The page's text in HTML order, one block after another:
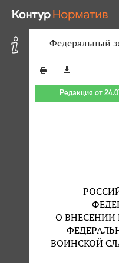
Федеральный
Редакция от
О ВНЕСЕНИИ
ВОИНСКОЙ